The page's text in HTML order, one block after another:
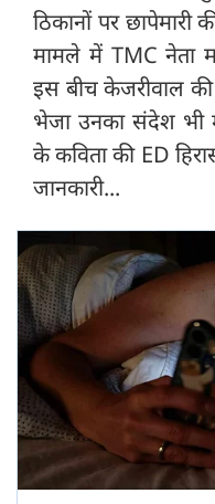
ठिकानों पर
मामले में TMC नेता
इस बीच केजरीवाल
भेजा उनका संदेश भी
के कविता की ED
जानकारी...